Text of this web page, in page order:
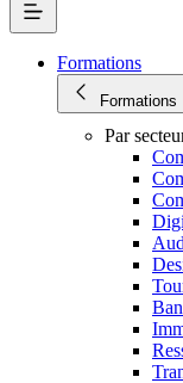
Formations
Formations
Par